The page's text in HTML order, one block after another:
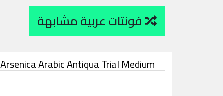
Arsenica Arabic Antiqua Trial Medium